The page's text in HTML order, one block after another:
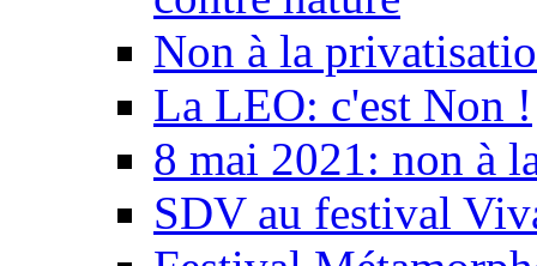
Non à la
La LEO: c'est Non !
8 mai 2021: non à
SDV au festival